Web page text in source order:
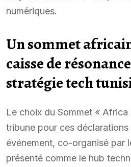
numériques.
Un sommet
caisse de
stratégie tech
Le choix du Sommet «
tribune pour ces déclarations
événement, co-organisé par
présenté comme le hub